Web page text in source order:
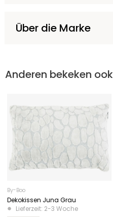
Über die Marke
Anderen bekeken ook
By-Boo
Dekokissen Juna Grau
Lieferzeit: 2-3 Woche